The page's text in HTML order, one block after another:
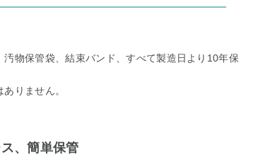
物保管袋、結束バンド、すべて製造日より10年保
りません。
、簡単保管